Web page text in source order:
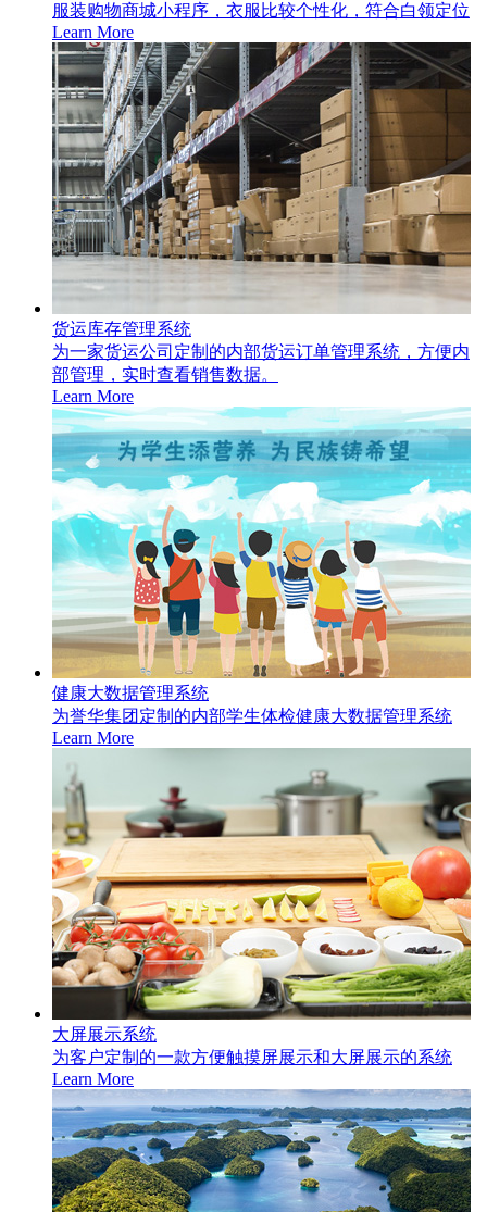
服装购物商城小程序，衣服比较个性化，符合白领定位
Learn More
货运库存管理系统
为一家货运公司定制的内部货运订单管理系统，方便内
部管理，实时查看销售数据。
Learn More
健康大数据管理系统
为誉华集团定制的内部学生体检健康大数据管理系统
Learn More
大屏展示系统
为客户定制的一款方便触摸屏展示和大屏展示的系统
Learn More